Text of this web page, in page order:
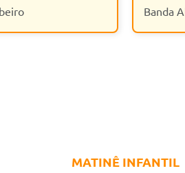
Banda
MATINÊ INFANTIL